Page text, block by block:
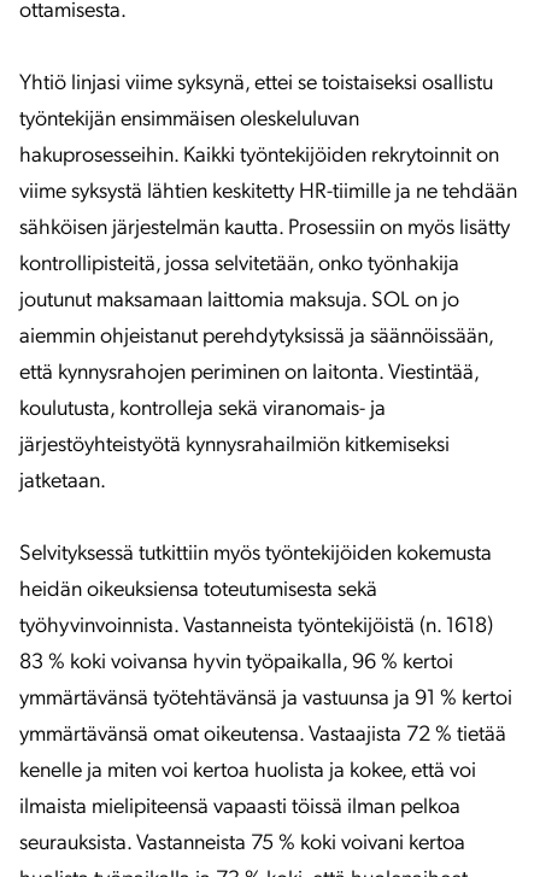
ottamisesta.
Yhtiö linjasi viime syksynä, ettei se toistaiseksi osallistu
työntekijän ensimmäisen oleskeluluvan
hakuprosesseihin. Kaikki työntekijöiden rekrytoinnit on
viime syksystä lähtien keskitetty HR-tiimille ja ne tehdään
sähköisen järjestelmän kautta. Prosessiin on myös lisätty
kontrollipisteitä, jossa selvitetään, onko työnhakija
joutunut maksamaan laittomia maksuja. SOL on jo
aiemmin ohjeistanut perehdytyksissä ja säännöissään,
että kynnysrahojen periminen on laitonta. Viestintää,
koulutusta, kontrolleja sekä viranomais- ja
järjestöyhteistyötä kynnysrahailmiön kitkemiseksi
jatketaan.
Selvityksessä tutkittiin myös työntekijöiden kokemusta
heidän oikeuksiensa toteutumisesta sekä
työhyvinvoinnista. Vastanneista työntekijöistä (n. 1618)
83 % koki voivansa hyvin työpaikalla, 96 % kertoi
ymmärtävänsä työtehtävänsä ja vastuunsa ja 91 % kertoi
ymmärtävänsä omat oikeutensa. Vastaajista 72 % tietää
kenelle ja miten voi kertoa huolista ja kokee, että voi
ilmaista mielipiteensä vapaasti töissä ilman pelkoa
seurauksista. Vastanneista 75 % koki voivani kertoa